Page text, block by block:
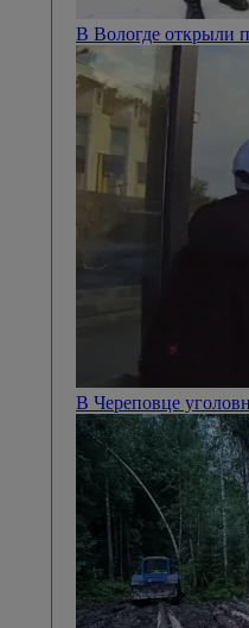
В Вологде открыли
В Череповце